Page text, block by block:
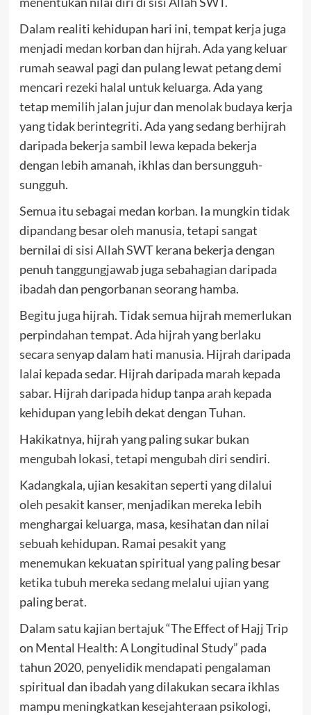
Dalam realiti kehidupan hari ini, tempat kerja juga
menjadi medan korban dan hijrah. Ada yang keluar
rumah seawal pagi dan pulang lewat petang demi
mencari rezeki halal untuk keluarga. Ada yang
tetap memilih jalan jujur dan menolak budaya kerja
yang tidak berintegriti. Ada yang sedang berhijrah
daripada bekerja sambil lewa kepada bekerja
dengan lebih amanah, ikhlas dan bersungguh-
sungguh.
Semua itu sebagai medan korban. Ia mungkin tidak
dipandang besar oleh manusia, tetapi sangat
bernilai di sisi Allah SWT kerana bekerja dengan
penuh tanggungjawab juga sebahagian daripada
ibadah dan pengorbanan seorang hamba.
Begitu juga hijrah. Tidak semua hijrah memerlukan
perpindahan tempat. Ada hijrah yang berlaku
secara senyap dalam hati manusia. Hijrah daripada
lalai kepada sedar. Hijrah daripada marah kepada
sabar. Hijrah daripada hidup tanpa arah kepada
kehidupan yang lebih dekat dengan Tuhan.
Hakikatnya, hijrah yang paling sukar bukan
mengubah lokasi, tetapi mengubah diri sendiri.
Kadangkala, ujian kesakitan seperti yang dilalui
oleh pesakit kanser, menjadikan mereka lebih
menghargai keluarga, masa, kesihatan dan nilai
sebuah kehidupan. Ramai pesakit yang
menemukan kekuatan spiritual yang paling besar
ketika tubuh mereka sedang melalui ujian yang
paling berat.
Dalam satu kajian bertajuk “The Effect of Hajj Trip
on Mental Health: A Longitudinal Study” pada
tahun 2020, penyelidik mendapati pengalaman
spiritual dan ibadah yang dilakukan secara ikhlas
mampu meningkatkan kesejahteraan psikologi,